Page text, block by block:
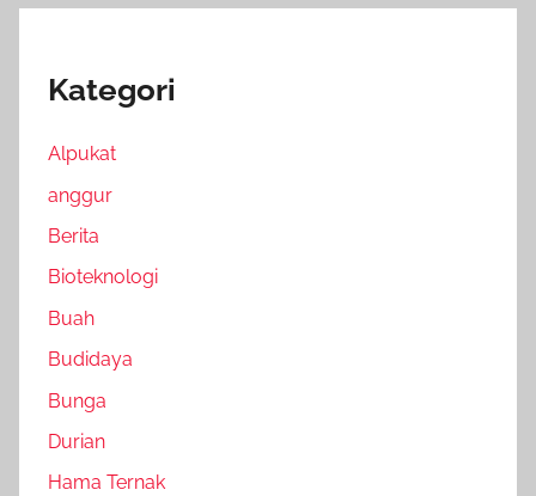
Kategori
Alpukat
anggur
Berita
Bioteknologi
Buah
Budidaya
Bunga
Durian
Hama Ternak